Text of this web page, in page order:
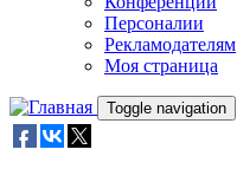
Персоналии
Рекламодателям
Моя страница
Toggle navigation